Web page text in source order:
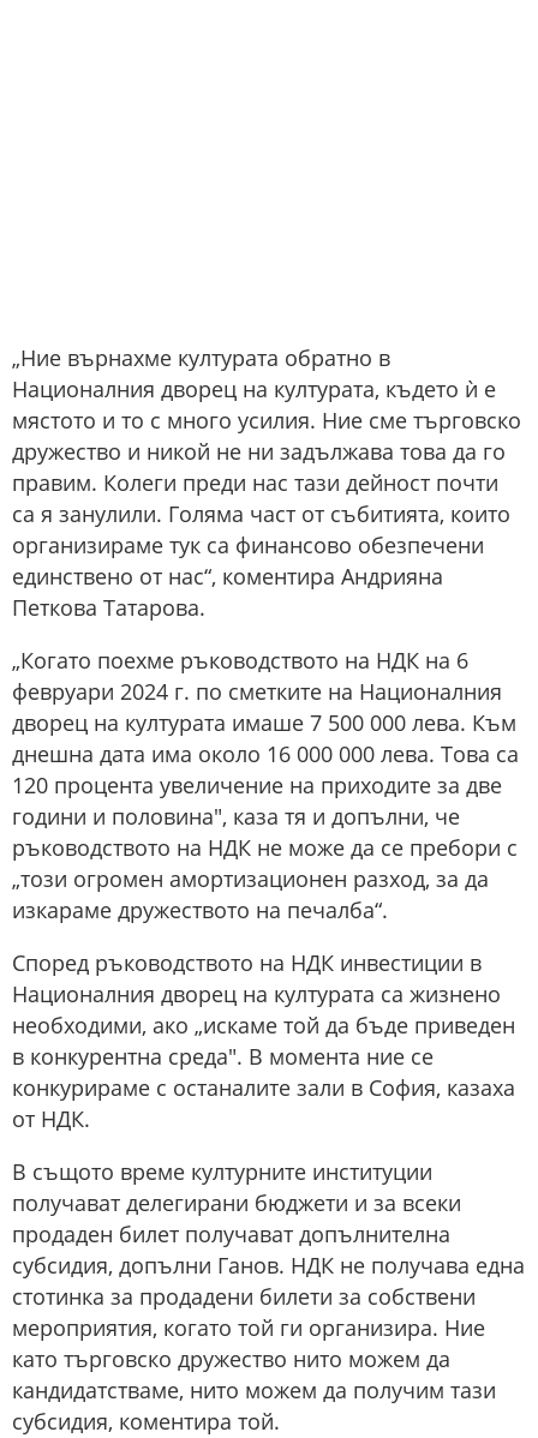
„Ние върнахме културата обратно в
Националния дворец на културата, където ѝ е
мястото и то с много усилия. Ние сме търговско
дружество и никой не ни задължава това да го
правим. Колеги преди нас тази дейност почти
са я занулили. Голяма част от събитията, които
организираме тук са финансово обезпечени
единствено от нас“, коментира Андрияна
Петкова Татарова.
„Когато поехме ръководството на НДК на 6
февруари 2024 г. по сметките на Националния
дворец на културата имаше 7 500 000 лева. Към
днешна дата има около 16 000 000 лева. Това са
120 процента увеличение на приходите за две
години и половина", каза тя и допълни, че
ръководството на НДК не може да се пребори с
„този огромен амортизационен разход, за да
изкараме дружеството на печалба“.
Според ръководството на НДК инвестиции в
Националния дворец на културата са жизнено
необходими, ако „искаме той да бъде приведен
в конкурентна среда". В момента ние се
конкурираме с останалите зали в София, казаха
от НДК.
В същото време културните институции
получават делегирани бюджети и за всеки
продаден билет получават допълнителна
субсидия, допълни Ганов. НДК не получава една
стотинка за продадени билети за собствени
мероприятия, когато той ги организира. Ние
като търговско дружество нито можем да
кандидатстваме, нито можем да получим тази
субсидия, коментира той.